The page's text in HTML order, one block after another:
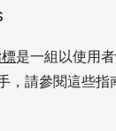
是一組以使用
，請參閱這些指